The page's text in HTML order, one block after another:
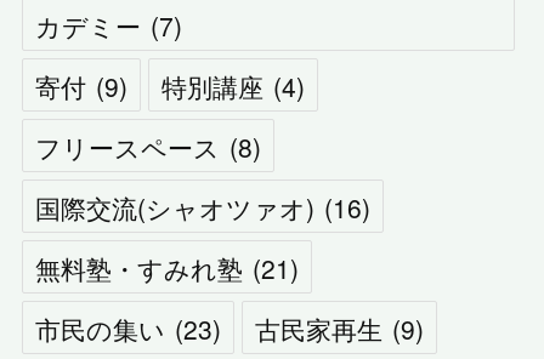
カデミー (7)
寄付 (9) 特別講座 (4)
フリースペース (8)
国際交流(シャオツァオ) (16)
無料塾・すみれ塾 (21)
市民の集い (23) 古民家再生 (9)